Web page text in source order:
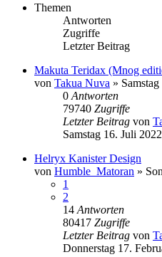
Themen
Antworten
Zugriffe
Letzter Beitrag
Makuta Teridax (Mnog
von Takua Nuva »
0 Antworten
79740 Zugriffe
Letzter Beitrag von
Samstag 16. Juli
Helryx Kanister Design
von Humble_Matoran »
1
2
14 Antworten
80417 Zugriffe
Letzter Beitrag von
Donnerstag 17.